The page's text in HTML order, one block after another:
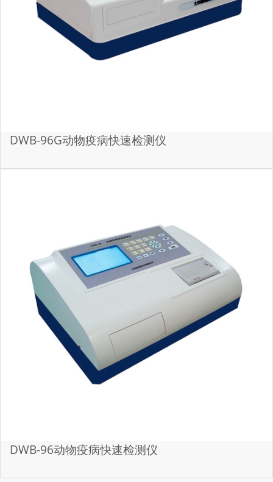
DWB-96G动物疫病快速检测仪
DWB-96动物疫病快速检测仪